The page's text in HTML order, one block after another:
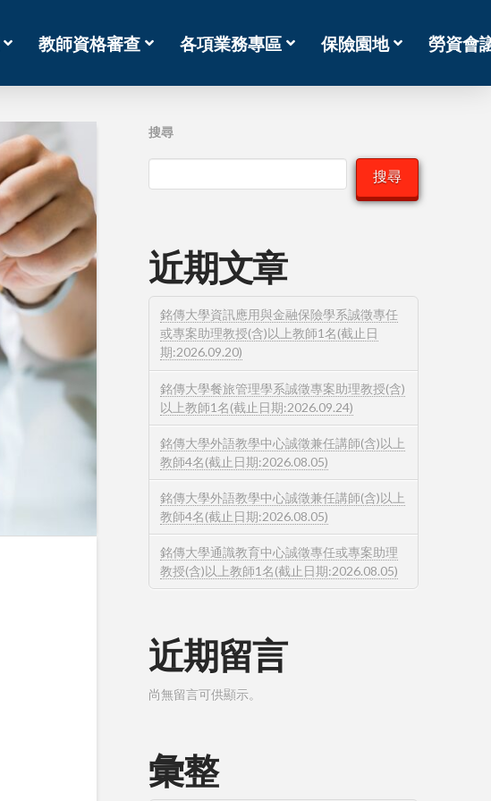
教師資格審查 各項業務專區 保險園地 勞資會
搜尋
搜尋
近期文章
銘傳大學資訊應用與金融保險學系誠徵專任
或專案助理教授(含)以上教師1名(截止日
期:2026.09.20)
銘傳大學餐旅管理學系誠徵專案助理教授(含)
以上教師1名(截止日期:2026.09.24)
銘傳大學外語教學中心誠徵兼任講師(含)以上
教師4名(截止日期:2026.08.05)
銘傳大學外語教學中心誠徵兼任講師(含)以上
教師4名(截止日期:2026.08.05)
銘傳大學通識教育中心誠徵專任或專案助理
教授(含)以上教師1名(截止日期:2026.08.05)
近期留言
尚無留言可供顯示。
彙整